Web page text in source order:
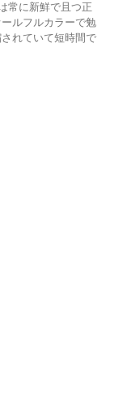
常に新鮮で且つ正
ルフルカラーで勉
れていて短時間で